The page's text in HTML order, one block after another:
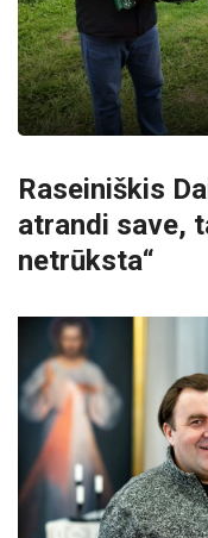
Raseiniškis
atrandi save,
netrūksta“